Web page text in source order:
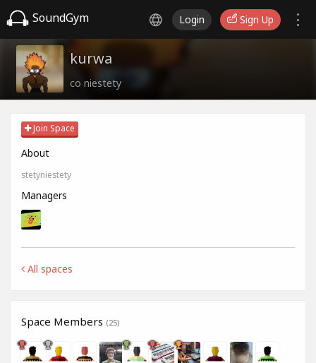
SoundGym Login Sign Up
kurwa
co niestety
Join Space
About
stetyniestety
Managers
All spaces
Space Members (25)